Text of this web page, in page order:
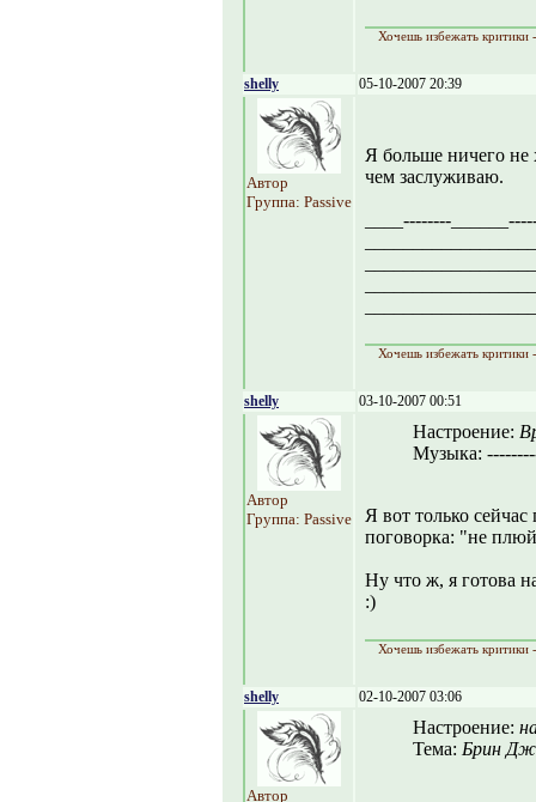
Хочешь избежать критики
shelly 05-10-2007 20:39
Автор
Группа: Passive
Я больше ничего не
чем заслуживаю.
____--------
Хочешь избежать критики
shelly 03-10-2007 00:51
Автор
Группа: Passive
Настроение:
Музыка:
Я вот только
поговорка: "не
Ну что ж, я готова
:)
Хочешь избежать критики
shelly 02-10-2007 03:06
Автор
Настроение:
Тема: Брин